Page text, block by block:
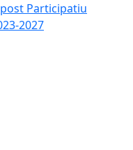
Participatiu
2027